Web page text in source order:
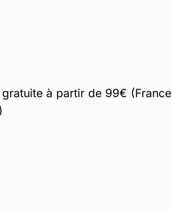
à partir de 99€ (France